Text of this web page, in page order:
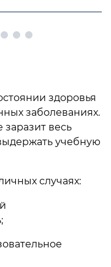
здоровья
заболеваниях.
заразит весь
учебную
случаях: